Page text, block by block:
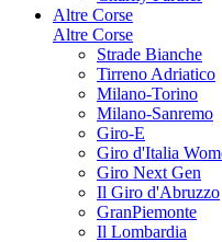
Altre Corse
Altre Corse
Strade Bianche
Tirreno Adriatico
Milano-Torino
Milano-Sanremo
Giro-E
Giro d'Italia
Giro Next Gen
Il Giro d'Abruzzo
GranPiemonte
Il Lombardia